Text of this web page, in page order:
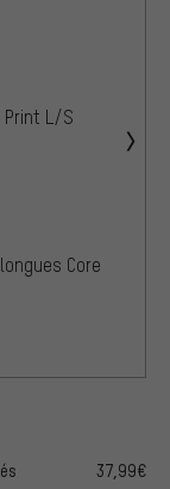
Print L/S
Core
37,99€